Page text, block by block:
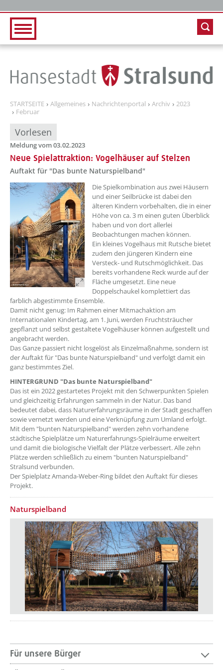
STARTSEITE Allgemeines Nachrichtenportal Archiv
2023
Februar
Vorlesen
Meldung vom 03.02.2023
Neue Spielattraktion: Vogelhäuser auf Stelzen
Auftakt für "Das bunte Naturspielband"
??? absaetzeOben[1]/titel ???
Die Spielkombination aus zwei Häusern
und einer Seilbrücke ist dabei den
älteren Kindern vorbehalten, die in einer
Höhe von ca. 3 m einen guten Überblick
haben und von dort allerlei
Beobachtungen machen können.
Ein kleines Vogelhaus mit Rutsche bietet
zudem den jüngeren Kindern eine
Versteck- und Rutschmöglichkeit. Das
bereits vorhandene Reck wurde auf der
Fläche umgesetzt. Eine neue
Doppelschaukel komplettiert das
farblich abgestimmte Ensemble.
Damit nicht genug: Im Rahmen einer Mitmachaktion am
Internationalen Kindertag, am 1. Juni, werden Fruchtsträucher
gepflanzt und selbst gestaltete Vogelhäuser können aufgestellt und
angebracht werden.
Das Ganze passiert nicht losgelöst als Einzelmaßnahme, sondern ist
der Auftakt für "Das bunte Naturspielband" und verfolgt damit ein
ganz bestimmtes Ziel.
HINTERGRUND "Das bunte Naturspielband"
Das ist ein 2022 gestartetes Projekt mit den Schwerpunkten Spielen
und gleichzeitig Erfahrungen sammeln in der Natur. Das band
bedeutet dabei, dass Naturerfahrungsräume in der Stadt geschaffen
sowie vernetzt werden und eine Verknüpfung zum Umland erfolgt.
Mit dem "bunten Naturspielband" werden zehn vorhandene
städtische Spielplätze um Naturerfahrungs-Spielräume erweitert
und damit die biologische Vielfalt der Plätze verbessert. Alle zehn
Plätze werden schließlich zu einem "bunten Naturspielband"
Stralsund verbunden.
Der Spielplatz Amanda-Weber-Ring bildet den Auftakt für dieses
Projekt.
Naturspielband
Für unsere Bürger